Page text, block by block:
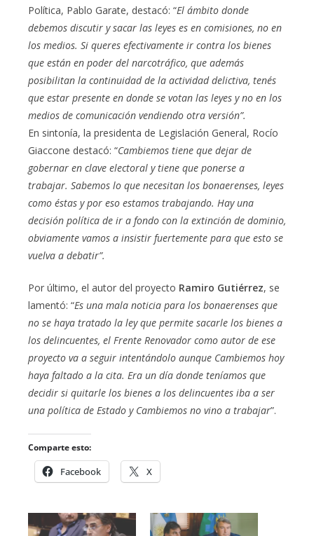
Política, Pablo Garate, destacó: “El ámbito donde
debemos discutir y sacar las leyes es en comisiones, no en
los medios. Si queres efectivamente ir contra los bienes
que están en poder del narcotráfico, que además
posibilitan la continuidad de la actividad delictiva, tenés
que estar presente en donde se votan las leyes y no en los
medios de comunicación vendiendo otra versión”.
En sintonía, la presidenta de Legislación General, Rocío
Giaccone destacó: “Cambiemos tiene que dejar de
gobernar en clave electoral y tiene que ponerse a
trabajar. Sabemos lo que necesitan los bonaerenses, leyes
como éstas y por eso estamos trabajando. Hay una
decisión política de ir a fondo con la extinción de dominio,
obviamente vamos a insistir fuertemente para que esto se
vuelva a debatir”.
Por último, el autor del proyecto Ramiro Gutiérrez, se
lamentó: “Es una mala noticia para los bonaerenses que
no se haya tratado la ley que permite sacarle los bienes a
los delincuentes, el Frente Renovador como autor de ese
proyecto va a seguir intentándolo aunque Cambiemos hoy
haya faltado a la cita. Era un día donde teníamos que
decidir si quitarle los bienes a los delincuentes iba a ser
una política de Estado y Cambiemos no vino a trabajar”.
Comparte esto:
Facebook X